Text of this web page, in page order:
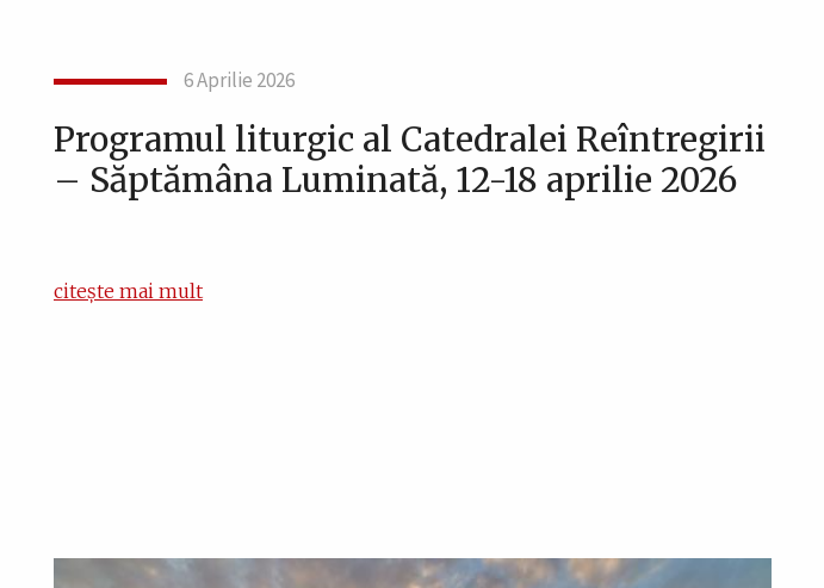
6 Aprilie 2026
Programul liturgic al Catedralei Reîntregirii
– Săptămâna Luminată, 12-18 aprilie 2026
citește mai mult